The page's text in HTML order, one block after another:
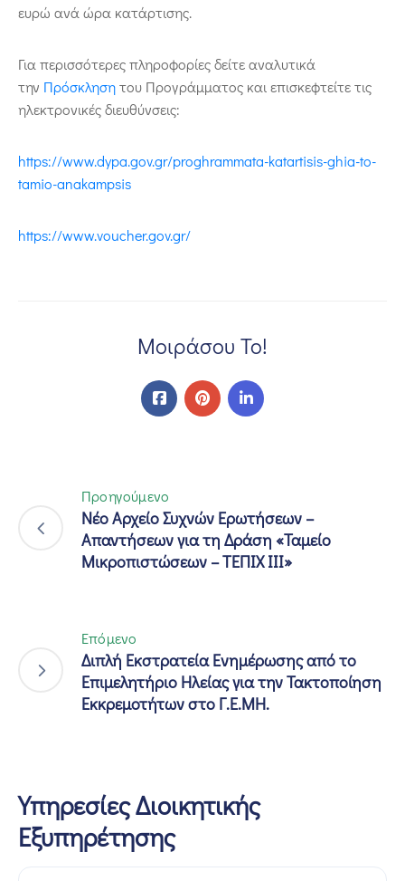
ευρώ ανά ώρα κατάρτισης.
Για περισσότερες πληροφορίες δείτε αναλυτικά
την Πρόσκλησητου Προγράμματος και επισκεφτείτε τις
ηλεκτρονικές διευθύνσεις:
https://www.dypa.gov.gr/proghrammata-katartisis-ghia-to-
tamio-anakampsis
https://www.voucher.gov.gr/
Μοιράσου Το!
Προηγούμενο
Νέο Αρχείο Συχνών Ερωτήσεων –
Απαντήσεων για τη Δράση «Ταμείο
Μικροπιστώσεων – ΤΕΠΙΧ ΙΙΙ»
Επόμενο
Διπλή Εκστρατεία Ενημέρωσης από το
Επιμελητήριο Ηλείας για την Τακτοποίηση
Εκκρεμοτήτων στο Γ.Ε.ΜΗ.
Υπηρεσίες Διοικητικής
Εξυπηρέτησης